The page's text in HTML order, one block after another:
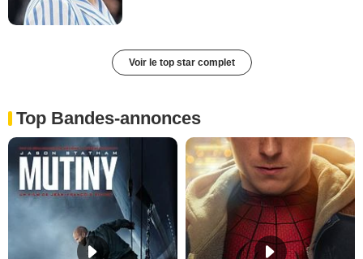
Voir le top star complet
Top Bandes-annonces